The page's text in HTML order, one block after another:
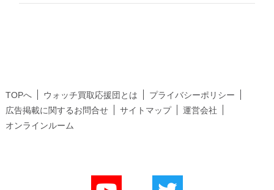
TOPへ ウォッチ買取応援団とは
プライバシーポリシー
広告掲載に関するお問合せ
サイトマップ
運営会社
オンラインルーム